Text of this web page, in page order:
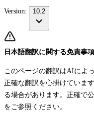
Version: 10.2
日本語翻訳に関する免責事項
このページの翻訳はAIによ
正確な翻訳を心掛けていま
る場合があります。正確で
をご参照ください。